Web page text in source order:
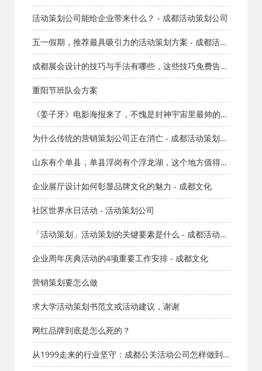
活动策划公司能给企业带来什么？ - 成都活动策划公司
五一假期，推荐最具吸引力的活动策划方案 - 成都活动
策划公司
成都展会设计的技巧与手法有哪些，这些技巧免费告诉
你 - 成都文化
重阳节班队会方案
《姜子牙》电影海报来了，不愧是封神宇宙里最帅的大
叔！ - 成都广告公司
为什么传统的营销策划公司正在消亡 - 成都活动策划公
司
山东有个单县，单县浮岗有个浮龙湖，这个地方值得去
吗？
企业展厅设计如何彰显品牌文化的魅力 - 成都文化
社区世界水日活动 - 活动策划公司
「活动策划」活动策划的关键要素是什么 - 成都活动策
划公司
企业周年庆典活动的4项重要工作安排 - 成都文化
营销策划要怎么做
求大学活动策划书范文或活动建议，谢谢
网红品牌到底是怎么死的？
从1999走来的行业坚守：成都公关活动公司怎样做到